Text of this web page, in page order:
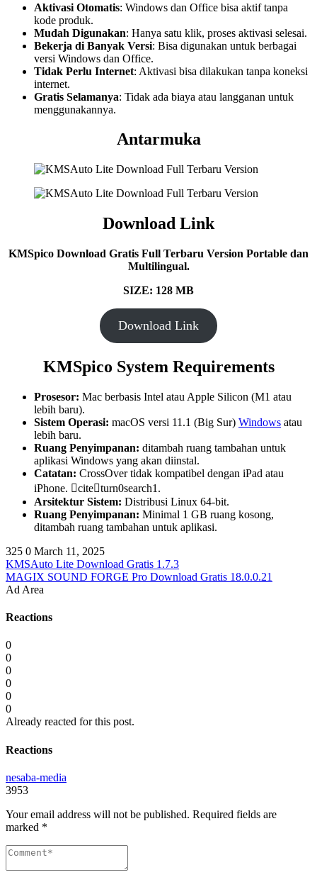
Aktivasi Otomatis: Windows dan Office bisa aktif tanpa
kode produk.
Mudah Digunakan: Hanya satu klik, proses aktivasi selesai.
Bekerja di Banyak Versi: Bisa digunakan untuk berbagai
versi Windows dan Office.
Tidak Perlu Internet: Aktivasi bisa dilakukan tanpa koneksi
internet.
Gratis Selamanya: Tidak ada biaya atau langganan untuk
menggunakannya.
Antarmuka
Download Link
KMSpico Download Gratis Full Terbaru Version Portable dan
Multilingual.
SIZE: 128 MB
Download Link
KMSpico System Requirements
Prosesor: Mac berbasis Intel atau Apple Silicon (M1 atau
lebih baru).
Sistem Operasi: macOS versi 11.1 (Big Sur) Windows atau
lebih baru.
Ruang Penyimpanan: ditambah ruang tambahan untuk
aplikasi Windows yang akan diinstal.
Catatan: CrossOver tidak kompatibel dengan iPad atau
iPhone. citeturn0search1.
Arsitektur Sistem: Distribusi Linux 64-bit.
Ruang Penyimpanan: Minimal 1 GB ruang kosong,
ditambah ruang tambahan untuk aplikasi.
325 0 March 11, 2025
KMSAuto Lite Download Gratis 1.7.3
MAGIX SOUND FORGE Pro Download Gratis 18.0.0.21
Ad Area
Reactions
0
0
0
0
0
0
Already reacted for this post.
Reactions
nesaba-media
3953
Your email address will not be published. Required fields are
marked *